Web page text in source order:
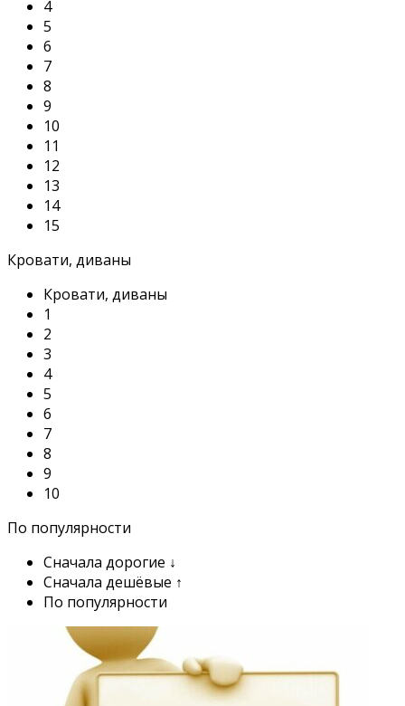
4
5
6
7
8
9
10
11
12
13
14
15
Кровати, диваны
Кровати, диваны
1
2
3
4
5
6
7
8
9
10
По популярности
Сначала дорогие ↓
Сначала дешёвые ↑
По популярности